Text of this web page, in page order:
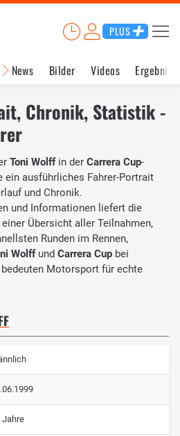
PLUS
News Bilder Videos
Chronik, Statistik -
Toni Wolffin der Carrera Cup-
ein ausführliches Fahrer-Portrait
und Chronik.
und Informationen liefert die
Übersicht aller Teilnahmen,
Runden im Rennen,
Wolffund Carrera Cup bei
Motorsport für echte
Jahre